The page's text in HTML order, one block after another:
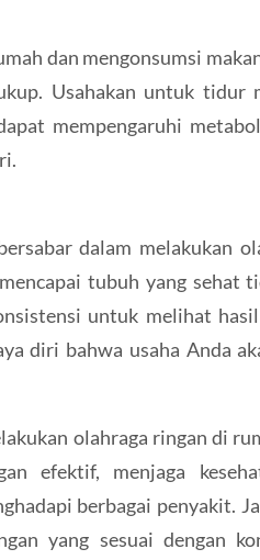
dan mengonsumsi
Usahakan untuk tidur
mempengaruhi
dalam melakukan
tubuh yang sehat
untuk melihat
diri bahwa usaha Anda
olahraga ringan di
efektif, menjaga
berbagai penyakit.
yang sesuai dengan